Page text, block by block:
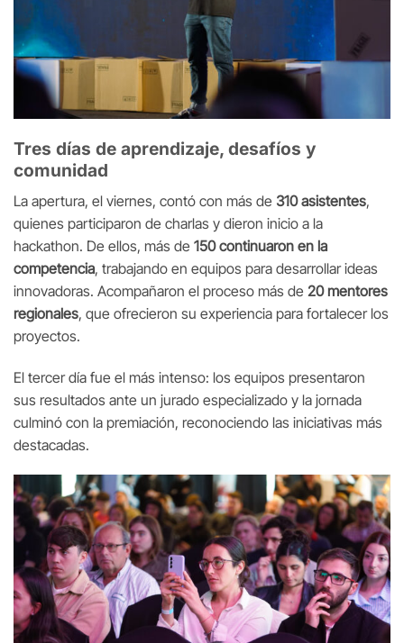
Tres días de aprendizaje, desafíos y
comunidad
La apertura, el viernes, contó con más de 310 asistentes,
quienes participaron de charlas y dieron inicio a la
hackathon. De ellos, más de 150 continuaron en la
competencia, trabajando en equipos para desarrollar ideas
innovadoras. Acompañaron el proceso más de 20 mentores
regionales, que ofrecieron su experiencia para fortalecer los
proyectos.
El tercer día fue el más intenso: los equipos presentaron
sus resultados ante un jurado especializado y la jornada
culminó con la premiación, reconociendo las iniciativas más
destacadas.